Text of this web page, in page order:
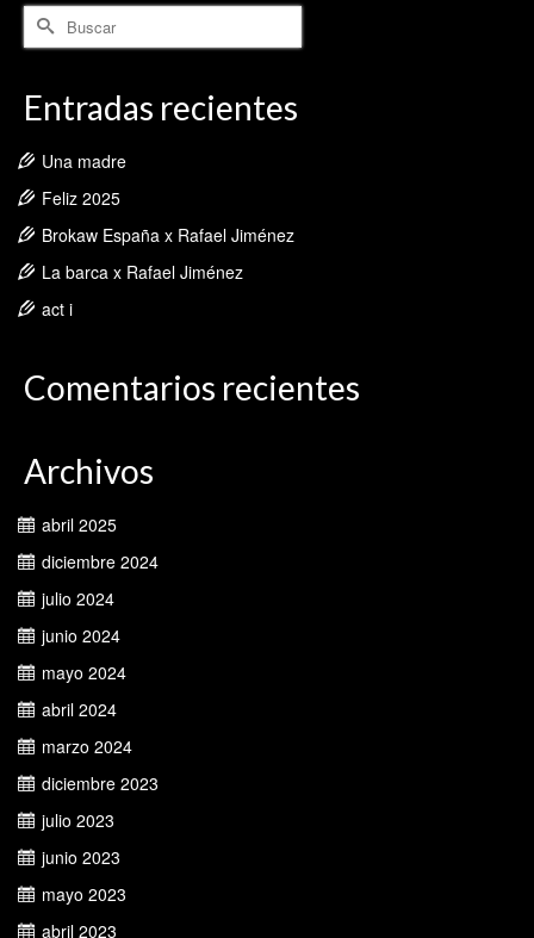
Buscar
por:
Entradas recientes
Una madre
Feliz 2025
Brokaw España x Rafael Jiménez
La barca x Rafael Jiménez
act i
Comentarios recientes
Archivos
abril 2025
diciembre 2024
julio 2024
junio 2024
mayo 2024
abril 2024
marzo 2024
diciembre 2023
julio 2023
junio 2023
mayo 2023
abril 2023